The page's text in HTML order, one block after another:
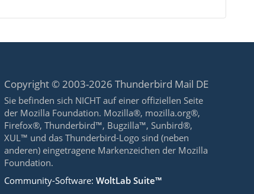
Copyright © 2003-2026 Thunderbird Mail DE
Sie befinden sich NICHT auf einer offiziellen Seite
der Mozilla Foundation. Mozilla®, mozilla.org®,
Firefox®, Thunderbird™, Bugzilla™, Sunbird®,
XUL™ und das Thunderbird-Logo sind (neben
anderen) eingetragene Markenzeichen der Mozilla
Foundation.
Community-Software:WoltLab Suite™